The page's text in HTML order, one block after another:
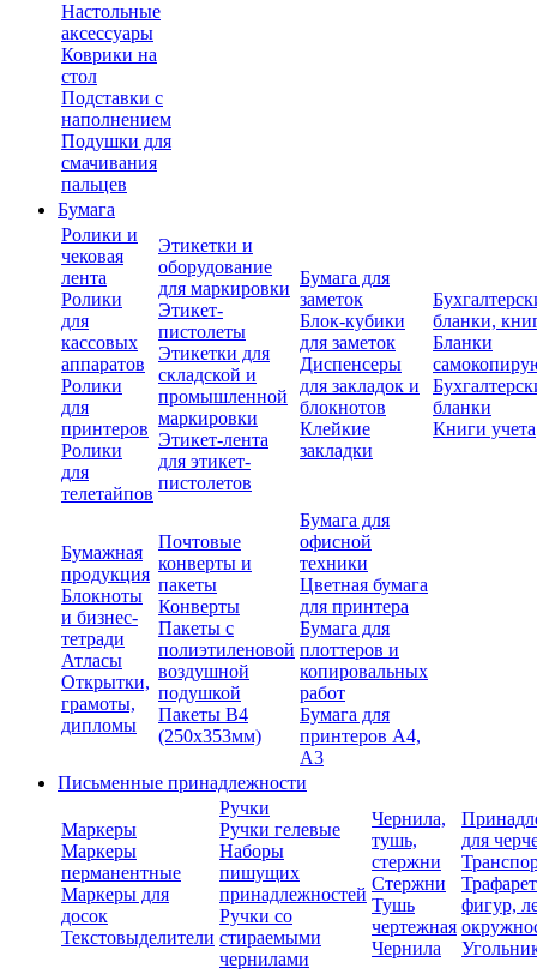
Настольные
аксессуары
Коврики на
стол
Подставки с
наполнением
Подушки для
смачивания
пальцев
Бумага
Ролики и
чековая
лента
Ролики
для
кассовых
аппаратов
Ролики
для
принтеров
Ролики
для
телетайпов
Этикетки и
оборудование
для маркировки
Этикет-
пистолеты
Этикетки для
складской и
промышленной
маркировки
Этикет-лента
для этикет-
пистолетов
Бумага для
заметок
Блок-кубики
для заметок
Диспенсеры
для закладок и
блокнотов
Клейкие
закладки
бланки,
Бланки
бланки
Книги учета
Бумажная
продукция
Блокноты
и бизнес-
тетради
Атласы
Открытки,
грамоты,
дипломы
Почтовые
конверты и
пакеты
Конверты
Пакеты с
полиэтиленовой
воздушной
подушкой
Пакеты В4
(250х353мм)
Бумага для
офисной
техники
Цветная бумага
для принтера
Бумага для
плоттеров и
копировальных
работ
Бумага для
принтеров А4,
А3
Письменные принадлежности
Маркеры
Маркеры
перманентные
Маркеры для
досок
Текстовыделители
Ручки
Ручки гелевые
Наборы
пишущих
принадлежностей
Ручки со
стираемыми
чернилами
Чернила,
тушь,
стержни
Стержни
Тушь
чертежная
Чернила
для
фигур,